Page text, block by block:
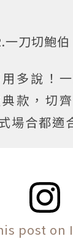
一刀切鮑伯
多說！
款，切
場合都適
post on